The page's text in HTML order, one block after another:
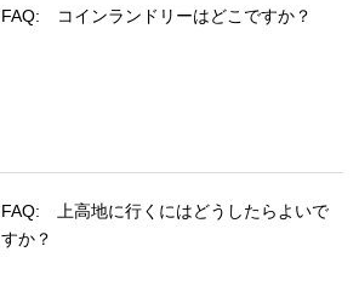
FAQ: コインランドリーはどこですか？
FAQ: 上高地に行くにはどうしたらよいで
すか？